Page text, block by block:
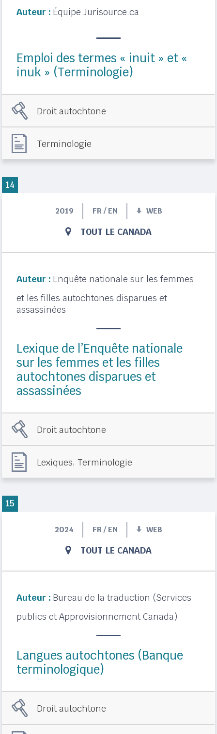
Auteur : Équipe Jurisource.ca
Emploi des termes « inuit » et «
inuk » (Terminologie)
Droit autochtone
Terminologie
2019 FR / EN WEB
TOUT LE CANADA
Auteur : Enquête nationale sur les femmes
et les filles autochtones disparues et
assassinées
Lexique de l’Enquête nationale
sur les femmes et les filles
autochtones disparues et
assassinées
Droit autochtone
Lexiques,Terminologie
14
2024 FR / EN WEB
TOUT LE CANADA
Auteur : Bureau de la traduction (Services
publics et Approvisionnement Canada)
Langues autochtones (Banque
terminologique)
Droit autochtone
15